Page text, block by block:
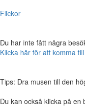
Flickor
Du har inte fått några
Klicka här för att komma
Tips: Dra musen till den
Du kan också klicka på